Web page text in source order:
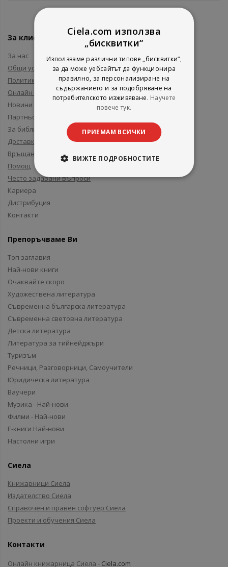
За клиенти
За нас
Общи условия
Политика за поверителност
Онлайн решаване на спорове
Новини и събития
Партньори и приятели
За библиотеки
Доставка
Връщане
Помощ
Често задавани въпроси
Кариера
Дистрибуция
Контакти
Препоръчваме Ви
Топ заглавия
Най-нови книги
Очаквайте скоро
Художествена литература
Съвременна българска литература
Съвременна световна литература
Детска литература
Литература за тийнейджъри
Туризъм
Речници, Разговорници, Самоучители
Юридическа литература
Ваучери
Музика - Най-нови
Филми - Най-нови
Е-книги Най-нови
Настолни игри
Сиела
Книжарници Сиела
Издателство Сиела
Справочен и правен софтуер Сиела
Проекти и обучения Сиела
Контакти
Онлайн книжарница Сиела - Ciela.com
Ciela.com използва
„бисквитки“
Използваме различни типове „бисквитки“,
за да може уебсайтът да функционира
правилно, за персонализиране на
съдържанието и за подобряване на
потребителското изживяване. Научете
повече тук.
ПРИЕМАМ ВСИЧКИ
ВИЖТЕ ПОДРОБНОСТИТЕ